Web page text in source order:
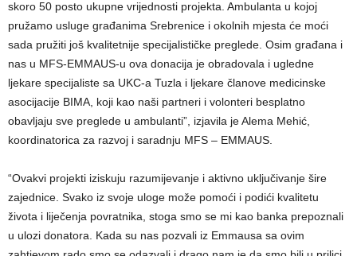
skoro 50 posto ukupne vrijednosti projekta. Ambulanta u kojoj
pružamo usluge građanima Srebrenice i okolnih mjesta će moći
sada pružiti još kvalitetnije specijalističke preglede. Osim građana i
nas u MFS-EMMAUS-u ova donacija je obradovala i ugledne
ljekare specijaliste sa UKC-a Tuzla i ljekare članove medicinske
asocijacije BIMA, koji kao naši partneri i volonteri besplatno
obavljaju sve preglede u ambulanti”, izjavila je Alema Mehić,
koordinatorica za razvoj i saradnju MFS – EMMAUS.
“Ovakvi projekti iziskuju razumijevanje i aktivno uključivanje šire
zajednice. Svako iz svoje uloge može pomoći i podići kvalitetu
života i liječenja povratnika, stoga smo se mi kao banka prepoznali
u ulozi donatora. Kada su nas pozvali iz Emmausa sa ovim